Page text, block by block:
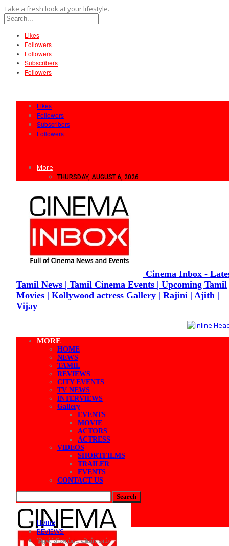
Take a fresh look at your lifestyle.
Likes
Followers
Followers
Subscribers
Followers
Likes
Followers
Subscribers
Followers
More
THURSDAY, AUGUST 6, 2026
Cinema Inbox -
Tamil News | Tamil Cinema Events | Upcoming Tamil
Movies | Kollywood actress Gallery | Rajini | Ajith |
Vijay
MORE
HOME
NEWS
TAMIL
REVIEWS
CITY EVENTS
TV NEWS
INTERVIEWS
Gallery
EVENTS
MOVIE
ACTORS
ACTRESS
VIDEOS
SHORTFILMS
TRAILER
EVENTS
CONTACT US
Categories
Tags
Home
REVIEWS
’நிழல்’ திரைப்பட விமர்சனம்